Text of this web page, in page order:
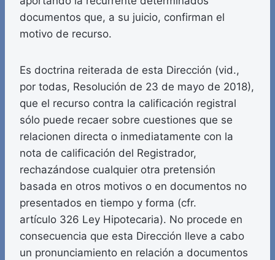
documentos que, a su juicio, confirman el
motivo de recurso.
Es doctrina reiterada de esta Dirección (vid.,
por todas, Resolución de 23 de mayo de 2018),
que el recurso contra la calificación registral
sólo puede recaer sobre cuestiones que se
relacionen directa o inmediatamente con la
nota de calificación del Registrador,
rechazándose cualquier otra pretensión
basada en otros motivos o en documentos no
presentados en tiempo y forma (cfr.
artículo 326 Ley Hipotecaria). No procede en
consecuencia que esta Dirección lleve a cabo
un pronunciamiento en relación a documentos